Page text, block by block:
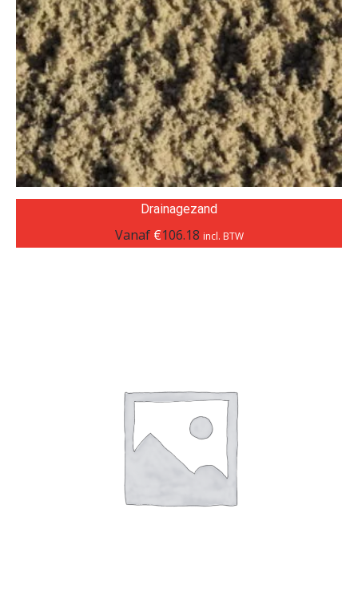
Drainagezand
Vanaf €106.18 incl. BTW